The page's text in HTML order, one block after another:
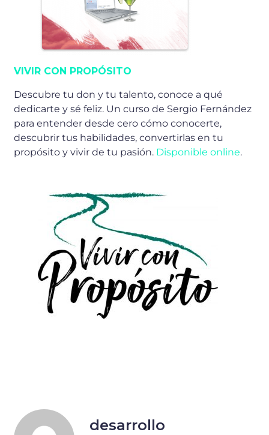
VIVIR CON PROPÓSITO
Descubre tu don y tu talento, conoce a qué
dedicarte y sé feliz. Un curso de Sergio Fernández
para entender desde cero cómo conocerte,
descubrir tus habilidades, convertirlas en tu
propósito y vivir de tu pasión. Disponible online.
desarrollo